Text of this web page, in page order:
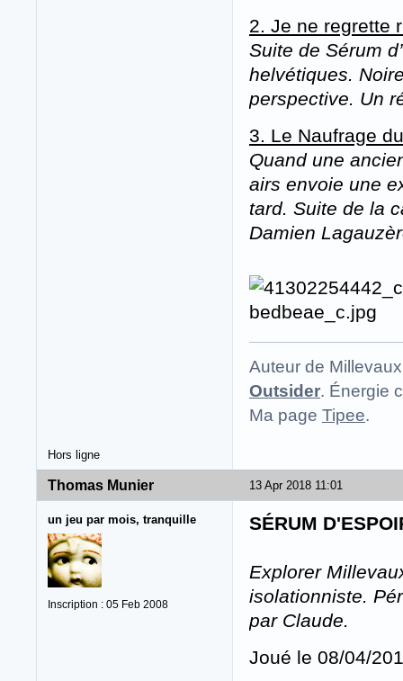
2. Je ne regrette
Suite de Sérum
helvétiques.
perspective. Un
3. Le Naufrage
Quand une
airs envoie une
tard. Suite de la
Damien
Auteur de
Outsider. Énergie
Ma page Tipee.
Hors ligne
13 Apr 2018 11:01
Thomas Munier
un jeu par mois, tranquille
Inscription : 05 Feb 2008
SÉRUM
Explorer
isolationniste.
par Claude.
Joué le 08/04/